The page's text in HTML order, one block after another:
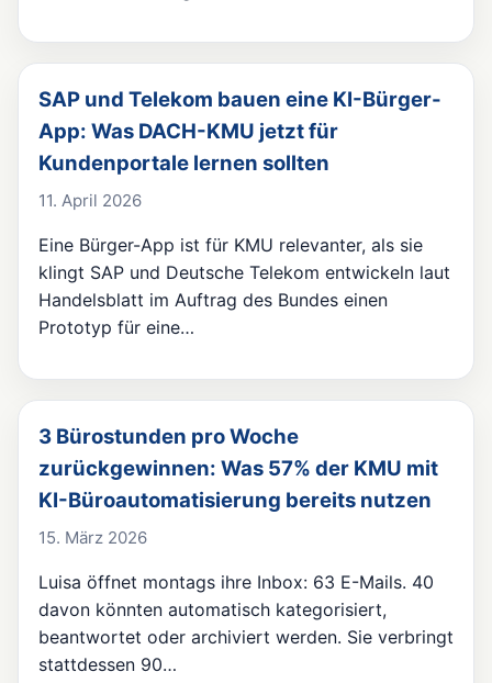
SAP und Telekom bauen eine KI-Bürger-
App: Was DACH-KMU jetzt für
Kundenportale lernen sollten
11. April 2026
Eine Bürger-App ist für KMU relevanter, als sie
klingt SAP und Deutsche Telekom entwickeln laut
Handelsblatt im Auftrag des Bundes einen
Prototyp für eine…
3 Bürostunden pro Woche
zurückgewinnen: Was 57% der KMU mit
KI-Büroautomatisierung bereits nutzen
15. März 2026
Luisa öffnet montags ihre Inbox: 63 E-Mails. 40
davon könnten automatisch kategorisiert,
beantwortet oder archiviert werden. Sie verbringt
stattdessen 90…